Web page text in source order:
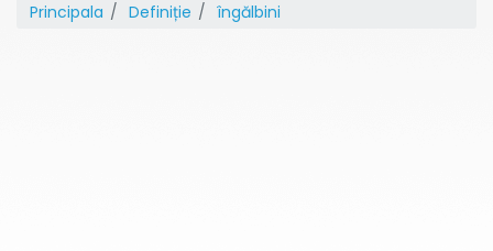
Principala Definiție îngălbini